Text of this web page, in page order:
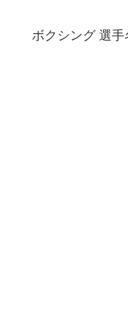
ボクシング 選